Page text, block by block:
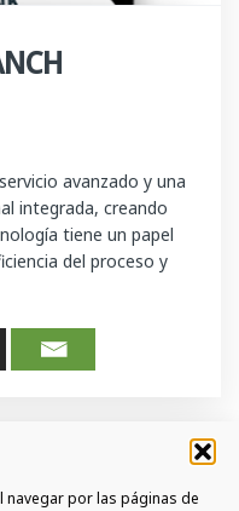
navegar por las páginas de
avanzado y una
integrada, creando
tiene un papel
del proceso y